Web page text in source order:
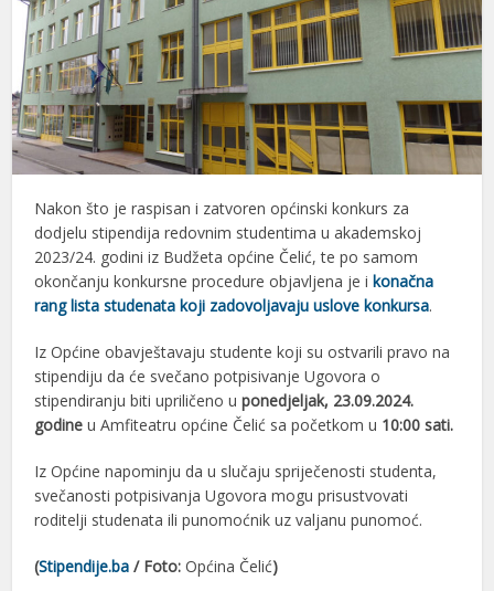
Nakon što je raspisan i zatvoren općinski konkurs za
dodjelu stipendija redovnim studentima u akademskoj
2023/24. godini iz Budžeta općine Čelić, te po samom
okončanju konkursne procedure objavljena je ikonačna
rang lista studenata koji zadovoljavaju uslove konkursa.
Iz Općine obavještavaju studente koji su ostvarili pravo na
stipendiju da će svečano potpisivanje Ugovora o
stipendiranju biti upriličeno uponedjeljak, 23.09.2024.
godine u Amfiteatru općine Čelić sa početkom u 10:00 sati.
Iz Općine napominju da u slučaju spriječenosti studenta,
svečanosti potpisivanja Ugovora mogu prisustvovati
roditelji studenata ili punomoćnik uz valjanu punomoć.
(Stipendije.ba / Foto:Općina Čelić)